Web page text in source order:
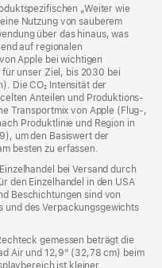
„Weiter wie
Nutzung von sauberem
über das hinaus, was
auf regionalen
Apple bei wichtigen
unser Ziel, bis 2030 bei
Die CO₂ Intensität der
Anteilen und Produktions­
Transportmix von Apple (Flug‑,
Produktlinie und Region in
um den Basiswert der
besten zu erfassen.
bei Versand durch
den Einzelhandel in den USA
Beschichtungen sind von
und des Verpackungs­gewichts
gemessen beträgt die
Air und 12,9" (32,78 cm) beim
ist kleiner.